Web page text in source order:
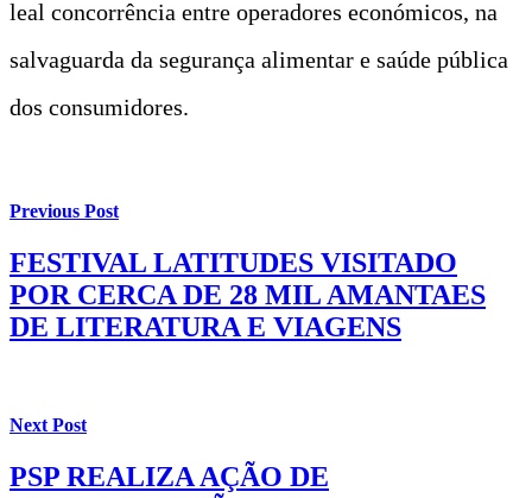
leal concorrência entre operadores económicos, na
salvaguarda da segurança alimentar e saúde pública
dos consumidores.
Previous Post
FESTIVAL LATITUDES VISITADO
POR CERCA DE 28 MIL AMANTAES
DE LITERATURA E VIAGENS
Next Post
PSP REALIZA AÇÃO DE